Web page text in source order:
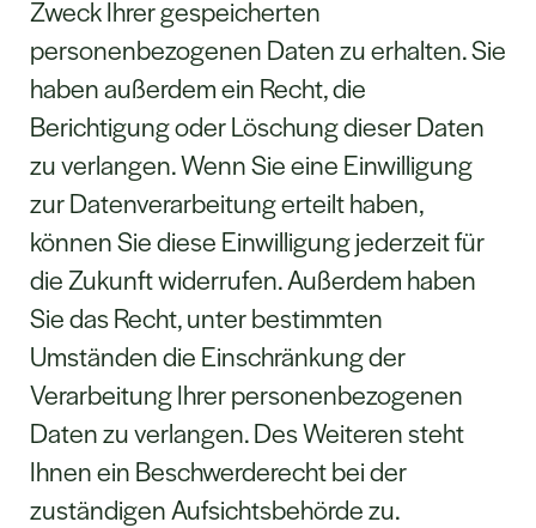
Zweck Ihrer gespeicherten
personenbezogenen Daten zu erhalten. Sie
haben außerdem ein Recht, die
Berichtigung oder Löschung dieser Daten
zu verlangen. Wenn Sie eine Einwilligung
zur Datenverarbeitung erteilt haben,
können Sie diese Einwilligung jederzeit für
die Zukunft widerrufen. Außerdem haben
Sie das Recht, unter bestimmten
Umständen die Einschränkung der
Verarbeitung Ihrer personenbezogenen
Daten zu verlangen. Des Weiteren steht
Ihnen ein Beschwerderecht bei der
zuständigen Aufsichtsbehörde zu.